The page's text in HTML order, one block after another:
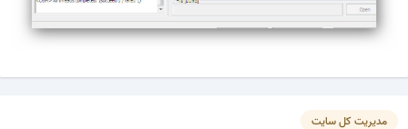
مدیریت کل سایت